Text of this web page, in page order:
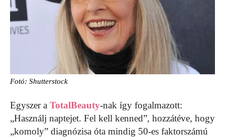
Fotó: Shutterstock
Egyszer a TotalBeauty-nak így fogalmazott:
„Használj naptejet. Fel kell kenned”, hozzátéve, hogy
„komoly” diagnózisa óta mindig 50-es faktorszámú